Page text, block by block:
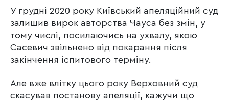
У грудні 2020 року Київський апеляційний суд
залишив вирок авторства Чауса без змін, у
тому числі, посилаючись на ухвалу, якою
Сасевич звільнено від покарання після
закінчення іспитового терміну.
Але вже влітку цього року Верховний суд
скасував постанову апеляції, кажучи що